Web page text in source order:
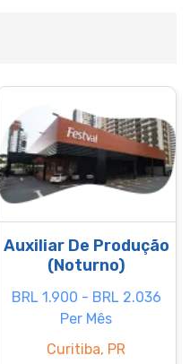
Auxiliar De Produção
(Noturno)
BRL 1.900 - BRL 2.036
Per Mês
Curitiba, PR